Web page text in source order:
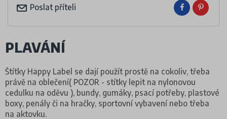
Poslat příteli
PLAVÁNÍ
Štítky Happy Label se dají použít prostě na cokoliv, třeba
právě na oblečení( POZOR - stítky lepit na nylonovou
cedulku na oděvu ), bundy, gumáky, psací potřeby, plastové
boxy, penály či na hračky, sportovní vybavení nebo třeba
na aktovku.